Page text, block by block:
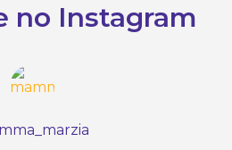
no Instagram